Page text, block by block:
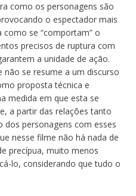
como os personagens são
o espectador mais
se “comportam” o
precisos de ruptura com
a unidade de ação.
se resume a um discurso
proposta técnica e
medida em que esta se
a partir das relações tanto
dos personagens com esses
nesse filme não há nada de
precípua, muito menos
lo, considerando que tudo o